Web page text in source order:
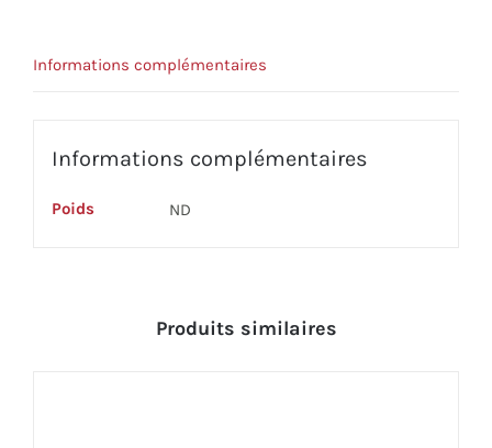
Informations complémentaires
Informations complémentaires
Poids ND
Produits similaires